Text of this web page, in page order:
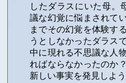
したダラスにいた母。
議な幻覚に悩まされて
までその幻覚を体験す
うとしなかったダラス
中に現れる不思議な人
ればならなかったのか
新しい事実を発見しよう